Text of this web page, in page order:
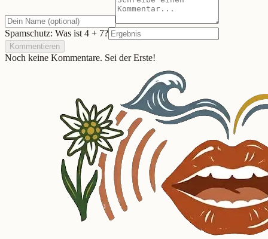
Spamschutz: Was ist 4 + 7?
Kommentieren
Noch keine Kommentare. Sei der Erste!